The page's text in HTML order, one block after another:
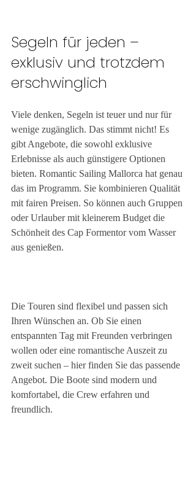
Segeln für jeden –
exklusiv und trotzdem
erschwinglich
Viele denken, Segeln ist teuer und nur für
wenige zugänglich. Das stimmt nicht! Es
gibt Angebote, die sowohl exklusive
Erlebnisse als auch günstigere Optionen
bieten. Romantic Sailing Mallorca hat genau
das im Programm. Sie kombinieren Qualität
mit fairen Preisen. So können auch Gruppen
oder Urlauber mit kleinerem Budget die
Schönheit des Cap Formentor vom Wasser
aus genießen.
Die Touren sind flexibel und passen sich
Ihren Wünschen an. Ob Sie einen
entspannten Tag mit Freunden verbringen
wollen oder eine romantische Auszeit zu
zweit suchen – hier finden Sie das passende
Angebot. Die Boote sind modern und
komfortabel, die Crew erfahren und
freundlich.